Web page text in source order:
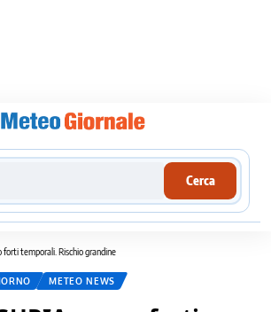
Cerca
forti temporali. Rischio grandine
METEO NEWS